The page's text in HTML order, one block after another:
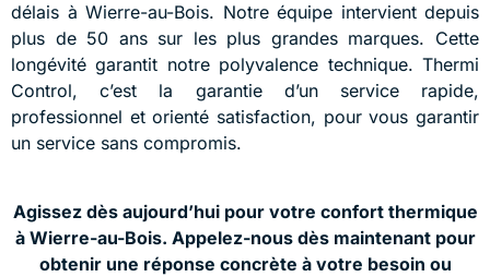
délais à Wierre-au-Bois. Notre équipe intervient depuis
plus de 50 ans sur les plus grandes marques. Cette
longévité garantit notre polyvalence technique. Thermi
Control, c’est la garantie d’un service rapide,
professionnel et orienté satisfaction, pour vous garantir
un service sans compromis.
Agissez dès aujourd’hui pour votre confort thermique
à Wierre-au-Bois. Appelez-nous dès maintenant pour
obtenir une réponse concrète à votre besoin ou